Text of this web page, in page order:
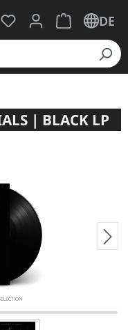
Du hast 0 Produkte
Warenkorb
DE
| BLACK LP